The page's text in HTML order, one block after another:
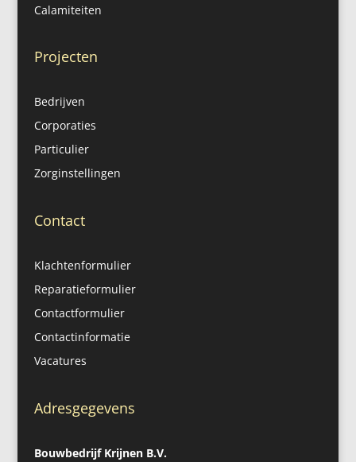
Calamiteiten
Projecten
Bedrijven
Corporaties
Particulier
Zorginstellingen
Contact
Klachtenformulier
Reparatieformulier
Contactformulier
Contactinformatie
Vacatures
Adresgegevens
Bouwbedrijf Krijnen B.V.